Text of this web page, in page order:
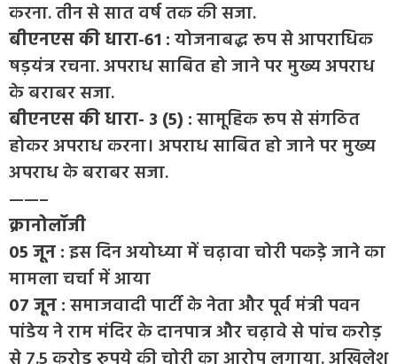
करना. तीन से सात वर्ष तक की सजा.
बीएनएस की धारा-61 :योजनाबद्ध रूप से आपराधिक
षड़यंत्र रचना. अपराध साबित हो जाने पर मुख्य अपराध
के बराबर सजा.
बीएनएस की धारा- 3 (5) :सामूहिक रूप से संगठित
होकर अपराध करना। अपराध साबित हो जाने पर मुख्य
अपराध के बराबर सजा.
——–
क्रानोलॉजी
05 जून :इस दिन अयोध्या में चढ़ावा चोरी पकड़े जाने का
मामला चर्चा में आया
07 जून :समाजवादी पार्टी के नेता और पूर्व मंत्री पवन
पांडेय ने राम मंदिर के दानपात्र और चढ़ावे से पांच करोड़